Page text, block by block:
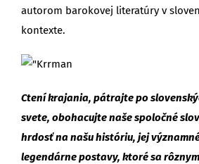
autorom barokovej literatúry v
kontexte.
Ctení krajania, pátrajte po
svete, obohacujte naše spoločné
hrdosť na našu históriu, jej
legendárne postavy, ktoré sa